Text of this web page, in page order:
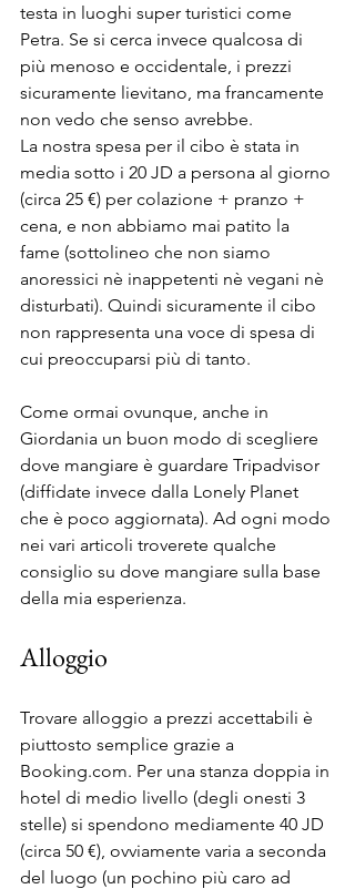
testa in luoghi super turistici come
Petra. Se si cerca invece qualcosa di
più menoso e occidentale, i prezzi
sicuramente lievitano, ma francamente
non vedo che senso avrebbe.
La nostra spesa per il cibo è stata in
media sotto i 20 JD a persona al giorno
(circa 25 €) per colazione + pranzo +
cena, e non abbiamo mai patito la
fame (sottolineo che non siamo
anoressici nè inappetenti nè vegani nè
disturbati). Quindi sicuramente il cibo
non rappresenta una voce di spesa di
cui preoccuparsi più di tanto.
Come ormai ovunque, anche in
Giordania un buon modo di scegliere
dove mangiare è guardare Tripadvisor
(diffidate invece dalla Lonely Planet
che è poco aggiornata). Ad ogni modo
nei vari articoli troverete qualche
consiglio su dove mangiare sulla base
della mia esperienza.
Alloggio
Trovare alloggio a prezzi accettabili è
piuttosto semplice grazie a
Booking.com. Per una stanza doppia in
hotel di medio livello (degli onesti 3
stelle) si spendono mediamente 40 JD
(circa 50 €), ovviamente varia a seconda
del luogo (un pochino più caro ad